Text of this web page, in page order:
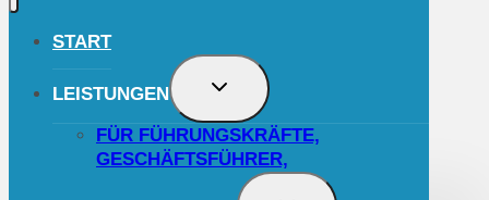
START
LEISTUNGEN
UNTERMENÜ
UMSCHALTEN
FÜR FÜHRUNGSKRÄFTE,
GESCHÄFTSFÜHRER,